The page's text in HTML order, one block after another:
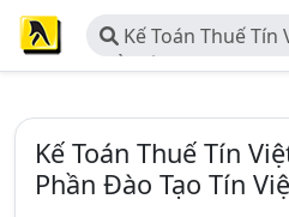
Kế Toán Thuế Tín
Cổ Phần Đào Tạo
Kế Toán Thuế Tín
Phần Đào Tạo Tín